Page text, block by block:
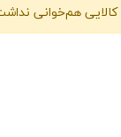
کالایی هم‌خوانی